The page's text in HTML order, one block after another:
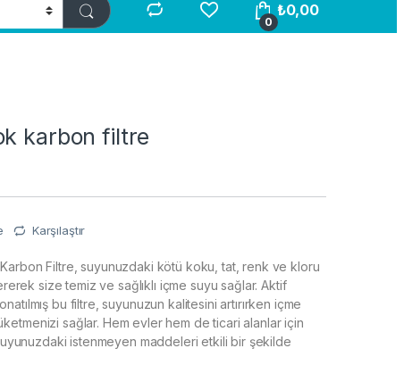
0
₺0,00
karbon filtre
Karşılaştır
Filtre, suyunuzdaki kötü koku, tat, renk ve kloru
size temiz ve sağlıklı içme suyu sağlar. Aktif
bu filtre, suyunuzun kalitesini artırırken içme
sağlar. Hem evler hem de ticari alanlar için
istenmeyen maddeleri etkili bir şekilde